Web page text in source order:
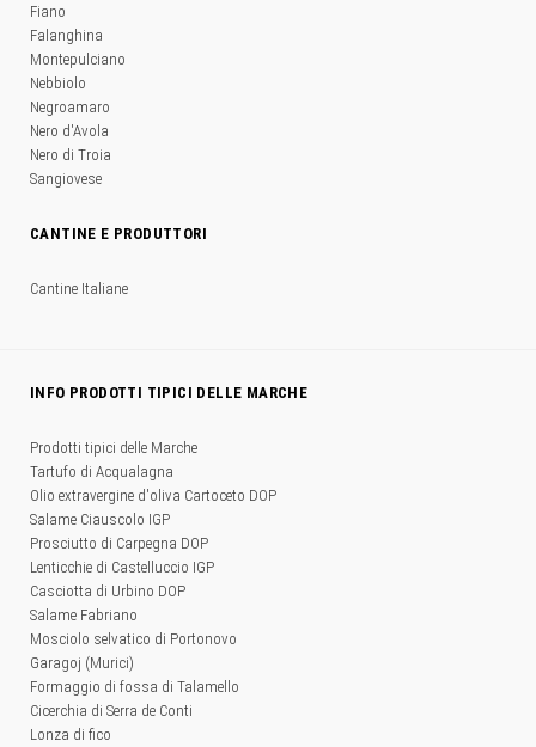
Fiano
Falanghina
Montepulciano
Nebbiolo
Negroamaro
Nero d'Avola
Nero di Troia
Sangiovese
CANTINE E PRODUTTORI
Cantine Italiane
INFO PRODOTTI TIPICI DELLE MARCHE
Prodotti tipici delle Marche
Tartufo di Acqualagna
Olio extravergine d'oliva Cartoceto DOP
Salame Ciauscolo IGP
Prosciutto di Carpegna DOP
Lenticchie di Castelluccio IGP
Casciotta di Urbino DOP
Salame Fabriano
Mosciolo selvatico di Portonovo
Garagoj (Murici)
Formaggio di fossa di Talamello
Cicerchia di Serra de Conti
Lonza di fico